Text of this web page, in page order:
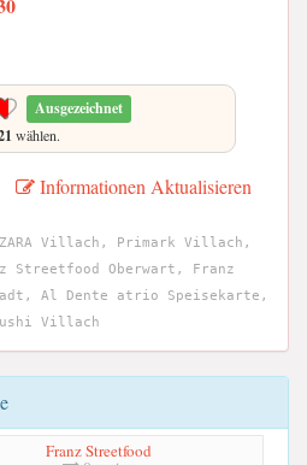
Ausgezeichnet
wählen.
Informationen Aktualisieren
Villach, Primark Villach,
Streetfood Oberwart, Franz
Al Dente atrio Speisekarte,
Villach
Franz Streetfood